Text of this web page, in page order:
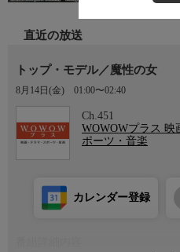
直近の放送
トップ・モデル／魔性の女
8月14日(金) 01:00〜02:40
Ch.451
WOWOWプラス 映
ポーツ・音楽
カレンダー登録